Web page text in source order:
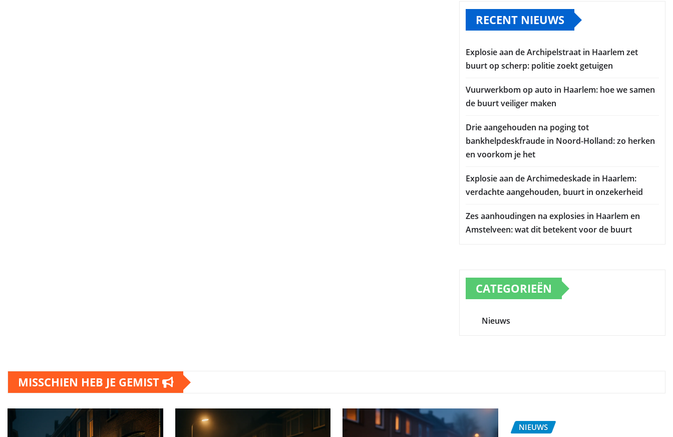
RECENT NIEUWS
Explosie aan de Archipelstraat in Haarlem zet
buurt op scherp: politie zoekt getuigen
Vuurwerkbom op auto in Haarlem: hoe we samen
de buurt veiliger maken
Drie aangehouden na poging tot
bankhelpdeskfraude in Noord-Holland: zo herken
en voorkom je het
Explosie aan de Archimedeskade in Haarlem:
verdachte aangehouden, buurt in onzekerheid
Zes aanhoudingen na explosies in Haarlem en
Amstelveen: wat dit betekent voor de buurt
CATEGORIEËN
Nieuws
MISSCHIEN HEB JE GEMIST
NIEUWS